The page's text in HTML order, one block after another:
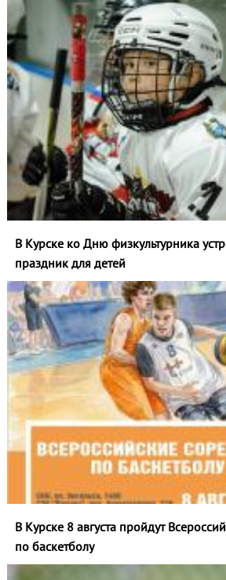
В Курске ко Дню физкультурника
праздник для детей
В Курске 8 августа пройдут
по баскетболу